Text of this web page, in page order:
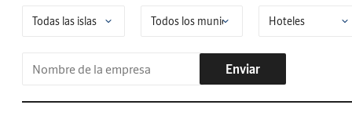
Enviar